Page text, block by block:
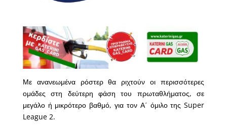
Με ανανεωμένα ρόστερ θα ριχτούν οι περισσότερες
ομάδες στη δεύτερη φάση του πρωταθλήματος, σε
μεγάλο ή μικρότερο βαθμό, για τον Α΄ όμιλο της Super
League 2.